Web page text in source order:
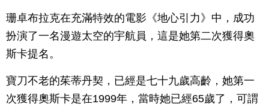
珊卓布拉克在充滿特效的電影《地心引力》中，成功
扮演了一名漫遊太空的宇航員，這是她第二次獲得奧
斯卡提名。
寶刀不老的茱蒂丹契，已經是七十九歲高齡，她第一
次獲得奧斯卡是在1999年，當時她已經65歲了，可謂